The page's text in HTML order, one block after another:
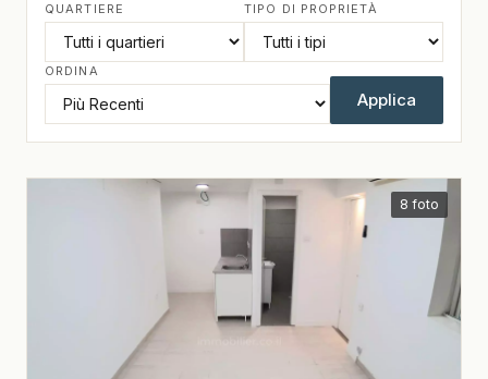
QUARTIERE TIPO DI PROPRIETÀ
ORDINA
Applica
8 foto